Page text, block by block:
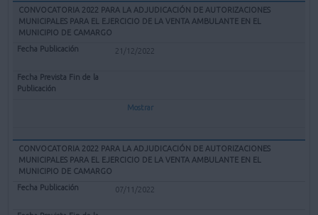
CONVOCATORIA 2022 PARA LA ADJUDICACIÓN DE AUTORIZACIONES
MUNICIPALES PARA EL EJERCICIO DE LA VENTA AMBULANTE EN EL
MUNICIPIO DE CAMARGO
21/12/2022
Mostrar
CONVOCATORIA 2022 PARA LA ADJUDICACIÓN DE AUTORIZACIONES
MUNICIPALES PARA EL EJERCICIO DE LA VENTA AMBULANTE EN EL
MUNICIPIO DE CAMARGO
07/11/2022